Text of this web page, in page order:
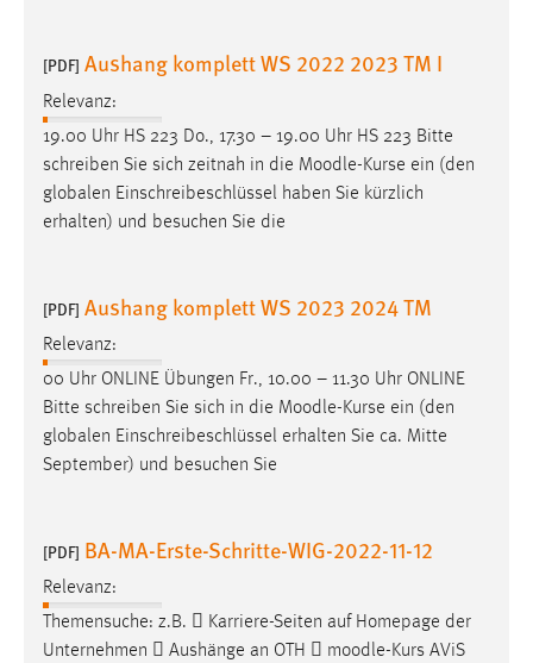
[PDF] Aushang komplett WS 2022 2023 TM I
Relevanz:
19.00 Uhr HS 223 Do., 17.30 – 19.00 Uhr HS 223 Bitte
schreiben Sie sich zeitnah in die Moodle-Kurse ein (den
globalen Einschreibeschlüssel haben Sie kürzlich
erhalten) und besuchen Sie die
[PDF] Aushang komplett WS 2023 2024 TM
Relevanz:
00 Uhr ONLINE Übungen Fr., 10.00 – 11.30 Uhr ONLINE
Bitte schreiben Sie sich in die Moodle-Kurse ein (den
globalen Einschreibeschlüssel erhalten Sie ca. Mitte
September) und besuchen Sie
[PDF] BA-MA-Erste-Schritte-WIG-2022-11-12
Relevanz:
Themensuche: z.B.  Karriere-Seiten auf Homepage der
Unternehmen  Aushänge an OTH  moodle-Kurs AViS